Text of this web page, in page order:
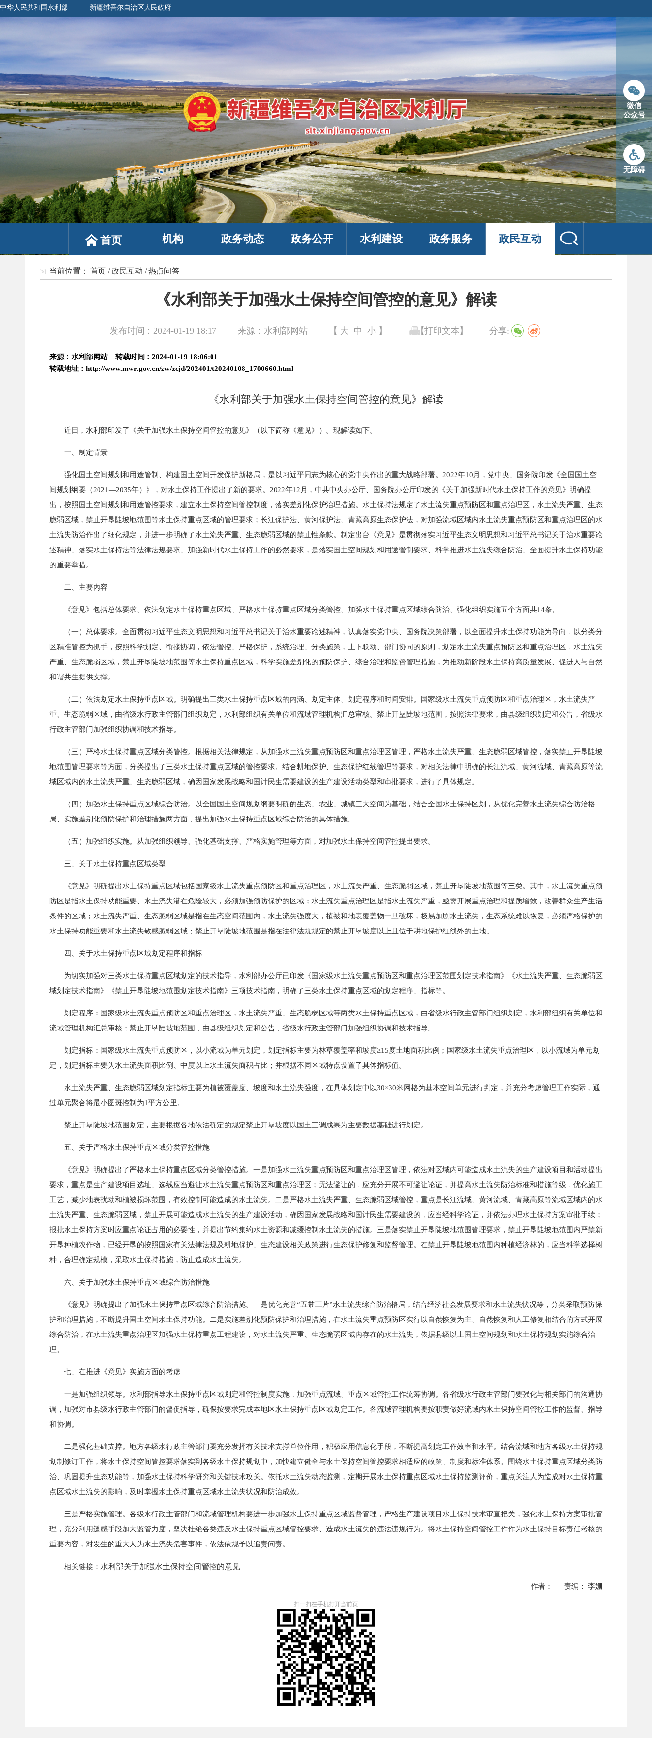
中华人民共和国水利部 新疆维吾尔自治区人民政府
首页 机构 政务动态 政务公开 水利建设 政务服务 政民互动
微信
公众号
无障碍
当前位置： 首页 /政民互动 /热点问答
《水利部关于加强水土保持空间管控的意见》解读
发布时间：2024-01-19 18:17 来源：水利部网站 【 大 中 小 】 【打印文本】 分享:
来源：水利部网站转载时间：2024-01-19 18:06:01
转载地址： http://www.mwr.gov.cn/zw/zcjd/202401/t20240108_1700660.html
《水利部关于加强水土保持空间管控的意见》解读
近日，水利部印发了《关于加强水土保持空间管控的意见》（以下简称《意见》）。现解读如下。
一、制定背景
强化国土空间规划和用途管制、构建国土空间开发保护新格局，是以习近平同志为核心的党中央作出的重大战略部署。2022年10月，党中央、国务院印发《全国国土空
间规划纲要（2021—2035年）》，对水土保持工作提出了新的要求。2022年12月，中共中央办公厅、国务院办公厅印发的《关于加强新时代水土保持工作的意见》明确提
出，按照国土空间规划和用途管控要求，建立水土保持空间管控制度，落实差别化保护治理措施。水土保持法规定了水土流失重点预防区和重点治理区，水土流失严重、生态
脆弱区域，禁止开垦陡坡地范围等水土保持重点区域的管理要求；长江保护法、黄河保护法、青藏高原生态保护法，对加强流域区域内水土流失重点预防区和重点治理区的水
土流失防治作出了细化规定，并进一步明确了水土流失严重、生态脆弱区域的禁止性条款。制定出台《意见》是贯彻落实习近平生态文明思想和习近平总书记关于治水重要论
述精神、落实水土保持法等法律法规要求、加强新时代水土保持工作的必然要求，是落实国土空间规划和用途管制要求、科学推进水土流失综合防治、全面提升水土保持功能
的重要举措。
二、主要内容
《意见》包括总体要求、依法划定水土保持重点区域、严格水土保持重点区域分类管控、加强水土保持重点区域综合防治、强化组织实施五个方面共14条。
（一）总体要求。全面贯彻习近平生态文明思想和习近平总书记关于治水重要论述精神，认真落实党中央、国务院决策部署，以全面提升水土保持功能为导向，以分类分
区精准管控为抓手，按照科学划定、衔接协调，依法管控、严格保护，系统治理、分类施策，上下联动、部门协同的原则，划定水土流失重点预防区和重点治理区，水土流失
严重、生态脆弱区域，禁止开垦陡坡地范围等水土保持重点区域，科学实施差别化的预防保护、综合治理和监督管理措施，为推动新阶段水土保持高质量发展、促进人与自然
和谐共生提供支撑。
（二）依法划定水土保持重点区域。明确提出三类水土保持重点区域的内涵、划定主体、划定程序和时间安排。国家级水土流失重点预防区和重点治理区，水土流失严
重、生态脆弱区域，由省级水行政主管部门组织划定，水利部组织有关单位和流域管理机构汇总审核。禁止开垦陡坡地范围，按照法律要求，由县级组织划定和公告，省级水
行政主管部门加强组织协调和技术指导。
（三）严格水土保持重点区域分类管控。根据相关法律规定，从加强水土流失重点预防区和重点治理区管理，严格水土流失严重、生态脆弱区域管控，落实禁止开垦陡坡
地范围管理要求等方面，分类提出了三类水土保持重点区域的管控要求。结合耕地保护、生态保护红线管理等要求，对相关法律中明确的长江流域、黄河流域、青藏高原等流
域区域内的水土流失严重、生态脆弱区域，确因国家发展战略和国计民生需要建设的生产建设活动类型和审批要求，进行了具体规定。
（四）加强水土保持重点区域综合防治。以全国国土空间规划纲要明确的生态、农业、城镇三大空间为基础，结合全国水土保持区划，从优化完善水土流失综合防治格
局、实施差别化预防保护和治理措施两方面，提出加强水土保持重点区域综合防治的具体措施。
（五）加强组织实施。从加强组织领导、强化基础支撑、严格实施管理等方面，对加强水土保持空间管控提出要求。
三、关于水土保持重点区域类型
《意见》明确提出水土保持重点区域包括国家级水土流失重点预防区和重点治理区，水土流失严重、生态脆弱区域，禁止开垦陡坡地范围等三类。其中，水土流失重点预
防区是指水土保持功能重要、水土流失潜在危险较大，必须加强预防保护的区域；水土流失重点治理区是指水土流失严重，亟需开展重点治理和提质增效，改善群众生产生活
条件的区域；水土流失严重、生态脆弱区域是指在生态空间范围内，水土流失强度大，植被和地表覆盖物一旦破坏，极易加剧水土流失，生态系统难以恢复，必须严格保护的
水土保持功能重要和水土流失敏感脆弱区域；禁止开垦陡坡地范围是指在法律法规规定的禁止开垦坡度以上且位于耕地保护红线外的土地。
四、关于水土保持重点区域划定程序和指标
为切实加强对三类水土保持重点区域划定的技术指导，水利部办公厅已印发《国家级水土流失重点预防区和重点治理区范围划定技术指南》《水土流失严重、生态脆弱区
域划定技术指南》《禁止开垦陡坡地范围划定技术指南》三项技术指南，明确了三类水土保持重点区域的划定程序、指标等。
划定程序：国家级水土流失重点预防区和重点治理区，水土流失严重、生态脆弱区域等两类水土保持重点区域，由省级水行政主管部门组织划定，水利部组织有关单位和
流域管理机构汇总审核；禁止开垦陡坡地范围，由县级组织划定和公告，省级水行政主管部门加强组织协调和技术指导。
划定指标：国家级水土流失重点预防区，以小流域为单元划定，划定指标主要为林草覆盖率和坡度≥15度土地面积比例；国家级水土流失重点治理区，以小流域为单元划
定，划定指标主要为水土流失面积比例、中度以上水土流失面积占比；并根据不同区域特点设置了具体指标值。
水土流失严重、生态脆弱区域划定指标主要为植被覆盖度、坡度和水土流失强度，在具体划定中以30×30米网格为基本空间单元进行判定，并充分考虑管理工作实际，通
过单元聚合将最小图斑控制为1平方公里。
禁止开垦陡坡地范围划定，主要根据各地依法确定的规定禁止开垦坡度以国土三调成果为主要数据基础进行划定。
五、关于严格水土保持重点区域分类管控措施
《意见》明确提出了严格水土保持重点区域分类管控措施。一是加强水土流失重点预防区和重点治理区管理，依法对区域内可能造成水土流失的生产建设项目和活动提出
要求，重点是生产建设项目选址、选线应当避让水土流失重点预防区和重点治理区；无法避让的，应充分开展不可避让论证，并提高水土流失防治标准和措施等级，优化施工
工艺，减少地表扰动和植被损坏范围，有效控制可能造成的水土流失。二是严格水土流失严重、生态脆弱区域管控，重点是长江流域、黄河流域、青藏高原等流域区域内的水
土流失严重、生态脆弱区域，禁止开展可能造成水土流失的生产建设活动，确因国家发展战略和国计民生需要建设的，应当经科学论证，并依法办理水土保持方案审批手续；
报批水土保持方案时应重点论证占用的必要性，并提出节约集约水土资源和减缓控制水土流失的措施。三是落实禁止开垦陡坡地范围管理要求，禁止开垦陡坡地范围内严禁新
开垦种植农作物，已经开垦的按照国家有关法律法规及耕地保护、生态建设相关政策进行生态保护修复和监督管理。在禁止开垦陡坡地范围内种植经济林的，应当科学选择树
种，合理确定规模，采取水土保持措施，防止造成水土流失。
六、关于加强水土保持重点区域综合防治措施
《意见》明确提出了加强水土保持重点区域综合防治措施。一是优化完善“五带三片”水土流失综合防治格局，结合经济社会发展要求和水土流失状况等，分类采取预防保
护和治理措施，不断提升国土空间水土保持功能。二是实施差别化预防保护和治理措施，在水土流失重点预防区实行以自然恢复为主、自然恢复和人工修复相结合的方式开展
综合防治，在水土流失重点治理区加强水土保持重点工程建设，对水土流失严重、生态脆弱区域内存在的水土流失，依据县级以上国土空间规划和水土保持规划实施综合治
理。
七、在推进《意见》实施方面的考虑
一是加强组织领导。水利部指导水土保持重点区域划定和管控制度实施，加强重点流域、重点区域管控工作统筹协调。各省级水行政主管部门要强化与相关部门的沟通协
调，加强对市县级水行政主管部门的督促指导，确保按要求完成本地区水土保持重点区域划定工作。各流域管理机构要按职责做好流域内水土保持空间管控工作的监督、指导
和协调。
二是强化基础支撑。地方各级水行政主管部门要充分发挥有关技术支撑单位作用，积极应用信息化手段，不断提高划定工作效率和水平。结合流域和地方各级水土保持规
划制修订工作，将水土保持空间管控要求落实到各级水土保持规划中，加快建立健全与水土保持空间管控要求相适应的政策、制度和标准体系。围绕水土保持重点区域分类防
治、巩固提升生态功能等，加强水土保持科学研究和关键技术攻关。依托水土流失动态监测，定期开展水土保持重点区域水土保持监测评价，重点关注人为造成对水土保持重
点区域水土流失的影响，及时掌握水土保持重点区域水土流失状况和防治成效。
三是严格实施管理。各级水行政主管部门和流域管理机构要进一步加强水土保持重点区域监督管理，严格生产建设项目水土保持技术审查把关，强化水土保持方案审批管
理，充分利用遥感手段加大监管力度，坚决杜绝各类违反水土保持重点区域管控要求、造成水土流失的违法违规行为。将水土保持空间管控工作作为水土保持目标责任考核的
重要内容，对发生的重大人为水土流失危害事件，依法依规予以追责问责。
相关链接： 水利部关于加强水土保持空间管控的意见
作者： 责编： 李姗
扫一扫在手机打开当前页